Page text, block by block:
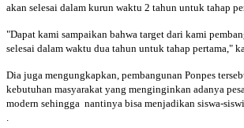
akan selesai dalam kurun waktu 2 tahun untuk tahap
"Dapat kami sampaikan bahwa target dari kami
selesai dalam waktu dua tahun untuk tahap pertama,"
Dia juga mengungkapkan, pembangunan Ponpes
kebutuhan masyarakat yang menginginkan adanya
modern sehingga nantinya bisa menjadikan siswa-